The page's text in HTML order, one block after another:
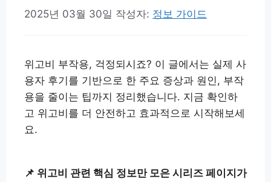
2025년 03월 30일 작성자: 정보 가이드
위고비 부작용, 걱정되시죠? 이 글에서는 실제 사
용자 후기를 기반으로 한 주요 증상과 원인, 부작
용을 줄이는 팁까지 정리했습니다. 지금 확인하
고 위고비를 더 안전하고 효과적으로 시작해보세
요.
📌 위고비 관련 핵심 정보만 모은 시리즈 페이지가